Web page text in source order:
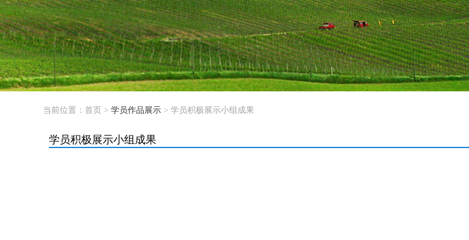
当前位置： 首页 > 学员作品展示 > 学员积极展示小组成果
学员积极展示小组成果